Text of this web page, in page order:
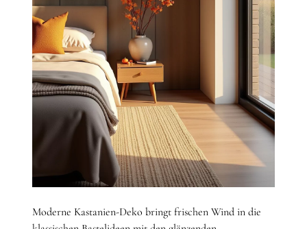
Moderne Kastanien-Deko bringt frischen Wind in die